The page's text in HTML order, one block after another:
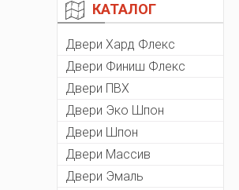
КАТАЛОГ
Двери Хард Флекс
Двери Финиш Флекс
Двери ПВХ
Двери Эко Шпон
Двери Шпон
Двери Массив
Двери Эмаль